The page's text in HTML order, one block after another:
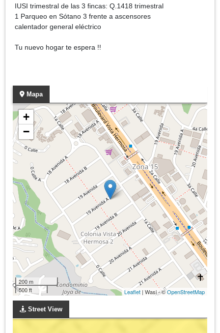
IUSI trimestral de las 3 fincas: Q.1418 trimestral
1 Parqueo en Sótano 3 frente a ascensores
calentador general eléctrico
Tu nuevo hogar te espera !!
Mapa
+
−
200 m
500 ft
Leaflet | Wasi - ©OpenStreetMap
Street View